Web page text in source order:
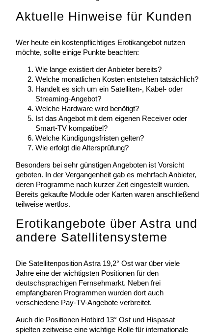
Aktuelle Hinweise für Kunden
Wer heute ein kostenpflichtiges Erotikangebot nutzen
möchte, sollte einige Punkte beachten:
Wie lange existiert der Anbieter bereits?
Welche monatlichen Kosten entstehen tatsächlich?
Handelt es sich um ein Satelliten-, Kabel- oder
Streaming-Angebot?
Welche Hardware wird benötigt?
Ist das Angebot mit dem eigenen Receiver oder
Smart-TV kompatibel?
Welche Kündigungsfristen gelten?
Wie erfolgt die Altersprüfung?
Besonders bei sehr günstigen Angeboten ist Vorsicht
geboten. In der Vergangenheit gab es mehrfach Anbieter,
deren Programme nach kurzer Zeit eingestellt wurden.
Bereits gekaufte Module oder Karten waren anschließend
teilweise wertlos.
Erotikangebote über Astra und
andere Satellitensysteme
Die Satellitenposition Astra 19,2° Ost war über viele
Jahre eine der wichtigsten Positionen für den
deutschsprachigen Fernsehmarkt. Neben frei
empfangbaren Programmen wurden dort auch
verschiedene Pay-TV-Angebote verbreitet.
Auch die Positionen Hotbird 13° Ost und Hispasat
spielten zeitweise eine wichtige Rolle für internationale